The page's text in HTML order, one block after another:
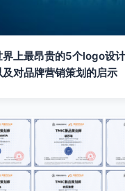
界上最昂贵的5个logo设
及对品牌营销策划的启示